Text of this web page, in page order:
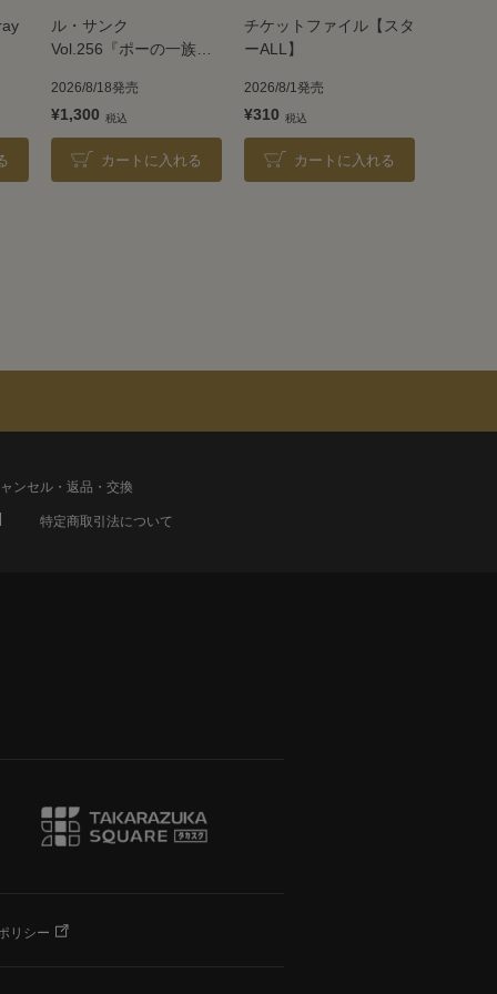
ル・サンク
Vol.256『ポーの一族』
2026/8/18発売
¥1,300
カートに入れる
チケットファイル【スタ
ーALL】
2026/8/1発売
¥310
カートに入れる
ンセル・返品・交換
特定商取引法について
リシー